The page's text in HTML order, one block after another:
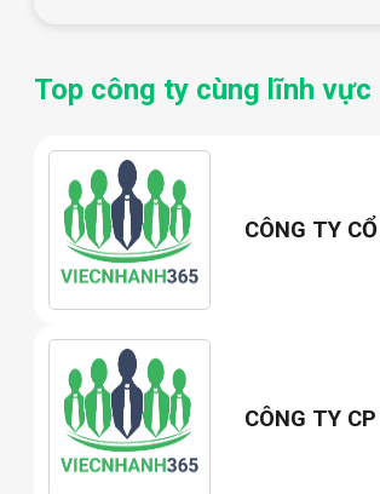
Top công ty cùng lĩnh vực
CÔNG TY
CÔNG TY